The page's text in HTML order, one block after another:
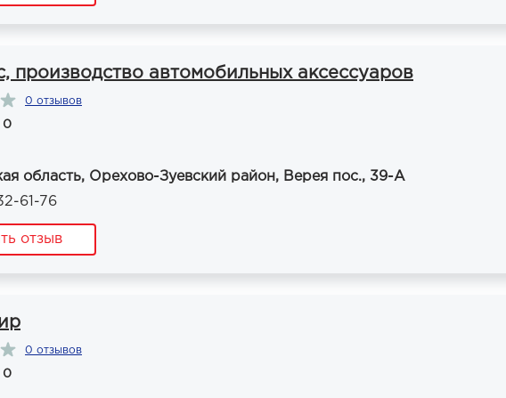
производство автомобильных аксессуаров
0 отзывов
0
область, Орехово-Зуевский район, Верея пос., 39-А
61-76
отзыв
0 отзывов
0